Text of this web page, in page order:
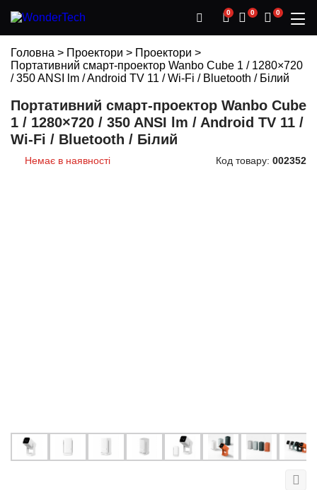
0 0 0
Головна > Проектори > Проектори >
Портативний смарт-проектор Wanbo Cube 1 / 1280×720
/ 350 ANSI lm / Android TV 11 / Wi-Fi / Bluetooth / Білий
Портативний смарт-проектор Wanbo Cube
1 / 1280×720 / 350 ANSI lm / Android TV 11 /
Wi-Fi / Bluetooth / Білий
Немає в наявності Код товару: 002352